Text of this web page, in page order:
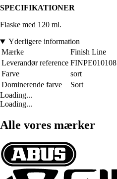
SPECIFIKATIONER
Flaske med 120 ml.
Yderligere information
Mærke
Finish Line
Leverandør reference FINPE010108
Farve
sort
Dominerende farve
Sort
Loading...
Loading...
Alle vores mærker